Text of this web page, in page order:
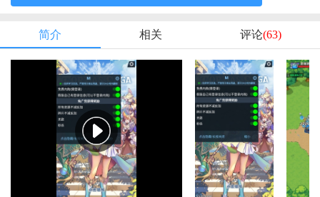
简介 相关 评论(63)